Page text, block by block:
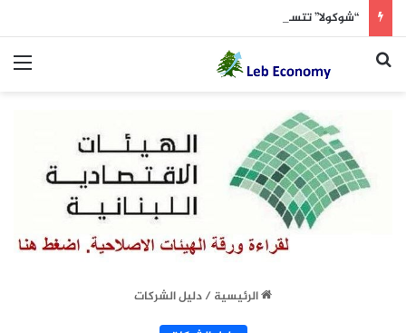
بحث عن
الرئيسية/دليل الشركات